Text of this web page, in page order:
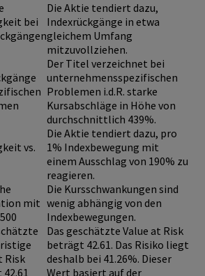
bei
Die Aktie tendiert dazu,
Indexrückgänge in etwa
gleichem Umfang
mitzuvollziehen.
Der Titel verzeichnet bei
unternehmensspezifischen
Problemen i.d.R. starke
Kursabschläge in Höhe von
durchschnittlich 439%.
vs.
Die Aktie tendiert dazu, pro
1% Indexbewegung mit
einem Ausschlag von 190% zu
reagieren.
mit
Die Kursschwankungen sind
wenig abhängig von den
Indexbewegungen.
Risk
Das geschätzte Value at Risk
beträgt 42.61. Das Risiko liegt
deshalb bei 41.26%. Dieser
Wert basiert auf der